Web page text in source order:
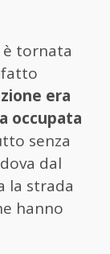
è tornata
fatto
era
occupata
senza
dal
la strada
hanno